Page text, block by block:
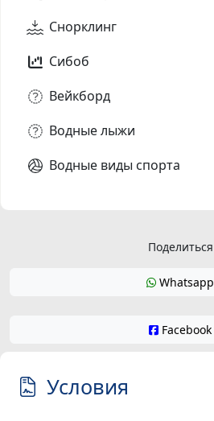
Снорклинг
Сибоб
Вейкборд
Водные лыжи
Водные виды спорта
Поделиться
Whatsapp
Facebook
Условия